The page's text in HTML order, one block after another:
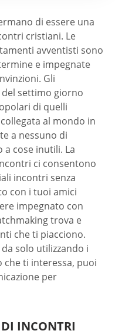
di essere una
cristiani. Le
avventisti sono
e impegnate
Gli
settimo giorno
di quelli
al mondo in
a nessuno di
cose inutili. La
ci consentono
incontri senza
con i tuoi amici
impegnato con
trova e
che ti piacciono.
solo utilizzando i
che ti interessa, puoi
per
INCONTRI